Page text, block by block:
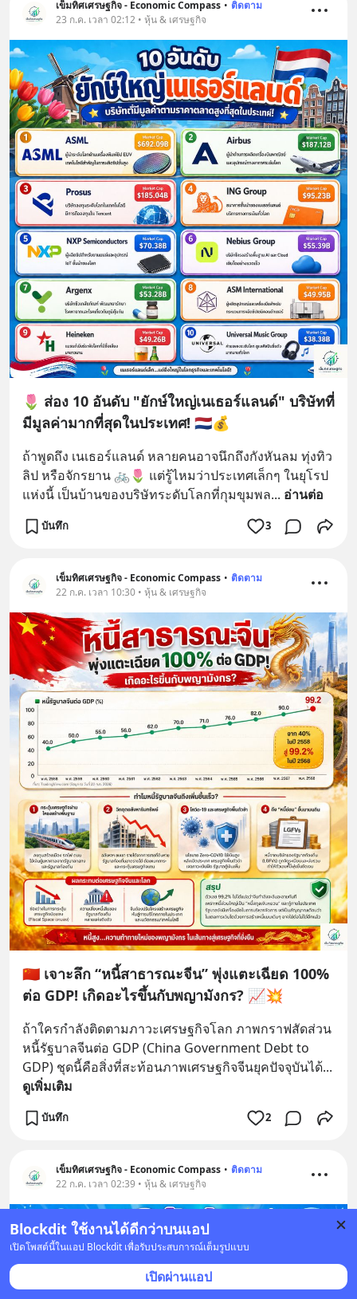
Blockdit ใช้งานได้ดีกว่าบนแอป
เปิดโพสต์นี้ในแอป Blockdit เพื่อรับประสบการณ์เต็มรูปแบบ
เปิดผ่านแอป
เข็มทิศเศรษฐกิจ - Economic Compass • ติดตาม
23 ก.ค. เวลา 02:12 • หุ้น & เศรษฐกิจ
🌷 ส่อง 10 อันดับ "ยักษ์ใหญ่เนเธอร์แลนด์" บริษัทที่
มีมูลค่ามากที่สุดในประเทศ! 🇳🇱💰
ถ้าพูดถึง เนเธอร์แลนด์ หลายคนอาจนึกถึงกังหันลม ทุ่งทิว
ลิป หรือจักรยาน 🚲🌷 แต่รู้ไหมว่าประเทศเล็กๆ ในยุโรป
แห่งนี้ เป็นบ้านของบริษัทระดับโลกที่กุมขุมพล... อ่านต่อ
บันทึก 3
เข็มทิศเศรษฐกิจ - Economic Compass • ติดตาม
22 ก.ค. เวลา 10:30 • หุ้น & เศรษฐกิจ
🇨🇳 เจาะลึก “หนี้สาธารณะจีน” พุ่งแตะเฉียด 100%
ต่อ GDP! เกิดอะไรขึ้นกับพญามังกร? 📈💥
ถ้าใครกำลังติดตามภาวะเศรษฐกิจโลก ภาพกราฟสัดส่วน
หนี้รัฐบาลจีนต่อ GDP (China Government Debt to
GDP) ชุดนี้คือสิ่งที่สะท้อนภาพเศรษฐกิจจีนยุคปัจจุบันได้
ดูเพิ่มเติม
บันทึก 2
เข็มทิศเศรษฐกิจ - Economic Compass • ติดตาม
22 ก.ค. เวลา 02:39 • หุ้น & เศรษฐกิจ